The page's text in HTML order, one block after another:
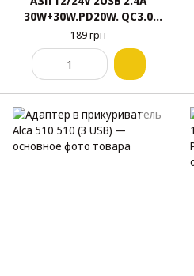
30W+30W.PD20W. QC3.0
P5CX (метал)
189 грн